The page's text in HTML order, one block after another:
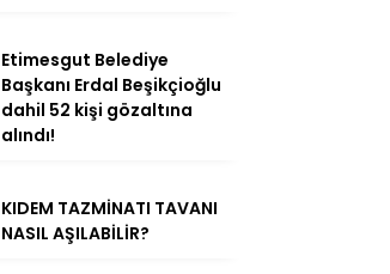
Etimesgut Belediye
Başkanı Erdal Beşikçioğlu
dahil 52 kişi gözaltına
alındı!
KIDEM TAZMİNATI TAVANI
NASIL AŞILABİLİR?